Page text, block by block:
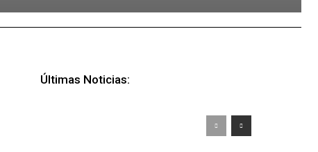
Últimas Noticias: